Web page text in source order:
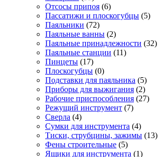
Отсосы припоя (6)
Пассатижи и плоскогубцы (5)
Паяльники (72)
Паяльные ванны (2)
Паяльные принадлежности (32)
Паяльные станции (11)
Пинцеты (17)
Плоскогубцы (0)
Подставки для паяльника (5)
Приборы для выжигания (2)
Рабочие приспособления (27)
Режущий инструмент (7)
Сверла (4)
Сумки для инструмента (4)
Тиски, струбцины, зажимы (13)
Фены строительные (5)
Ящики для инструмента (1)